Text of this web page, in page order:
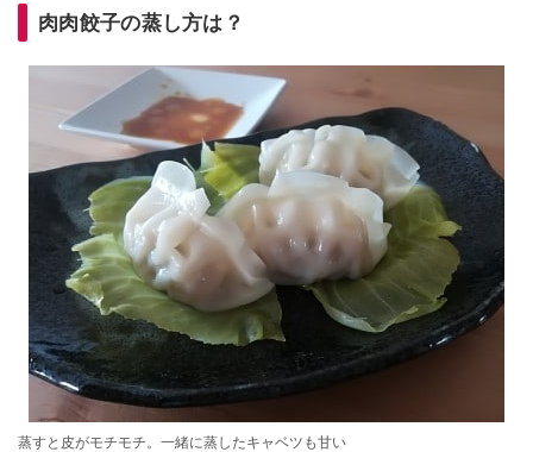
肉肉餃子の蒸し方は？
蒸すと皮がモチモチ。一緒に蒸したキャベツも甘い